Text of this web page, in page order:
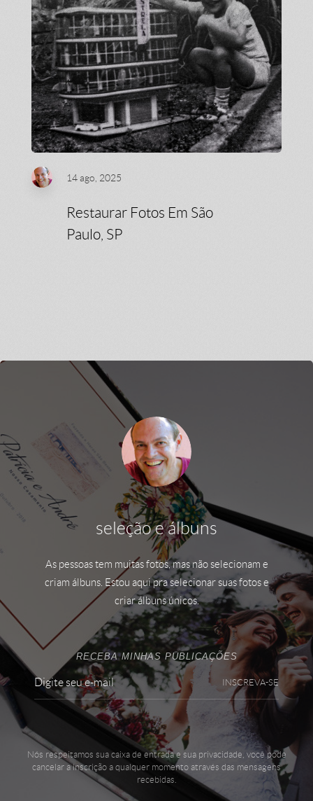
14 ago, 2025
Restaurar Fotos Em São
Paulo, SP
seleção e álbuns
As pessoas tem muitas fotos, mas não selecionam e
criam álbuns. Estou aqui pra selecionar suas fotos e
criar álbuns únicos.
RECEBA MINHAS PUBLICAÇÕES
INSCREVA-SE
Nós respeitamos sua caixa de entrada e sua privacidade, você pode
cancelar a inscrição a qualquer momento através das mensagens
recebidas.